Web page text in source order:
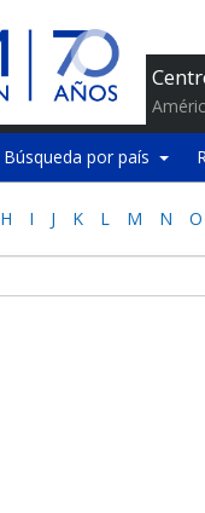
Búsqueda por país
H I J K L M N O